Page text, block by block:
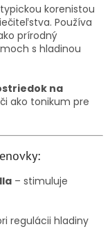
korenistou
Používa
prírodný
s hladinou
na
či ako tonikum pre
– stimuluje
regulácii hladiny